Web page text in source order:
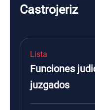
Castrojeriz
Lista
Funciones
juzgados